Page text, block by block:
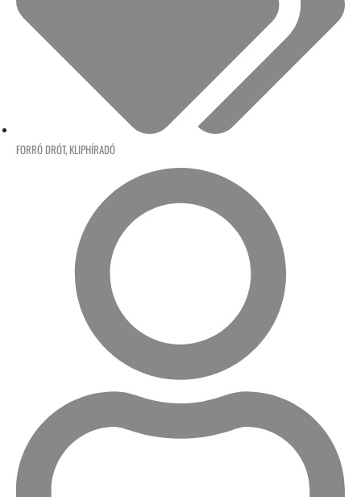
FORRÓ DRÓT, KLIPHÍRADÓ